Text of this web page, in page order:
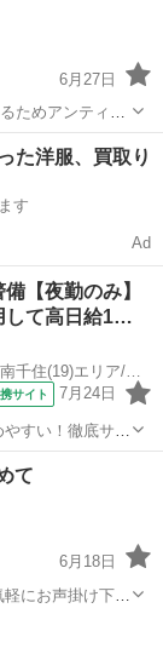
6月27日
ためアンティー
た洋服、買取り
す
Ad
【夜勤のみ】
して高日給1…
シンテイ警備株式会社 六本木支社 南千住(19)エリア/A3203200117
サイト 7月24日
夜勤専属◎ 夜勤
ル業務で負担少
て
6月18日
軽にお声掛け下さ